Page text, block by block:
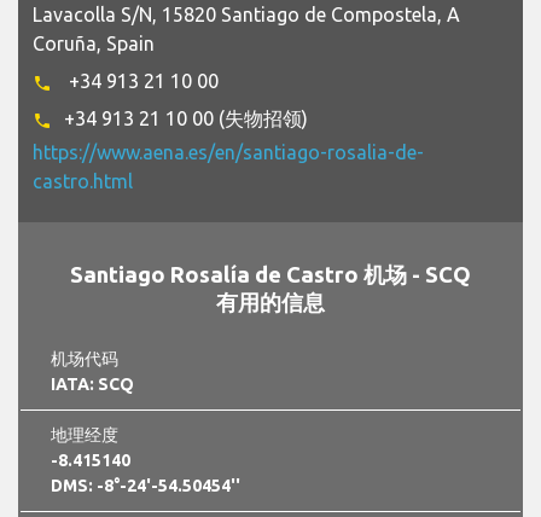
Lavacolla S/N, 15820 Santiago de Compostela, A
Coruña, Spain
phone +34 913 21 10 00
phone
+34 913 21 10 00 (失物招领)
https://www.aena.es/en/santiago-rosalia-de-
castro.html
Santiago Rosalía de Castro 机场 - SCQ
有用的信息
机场代码
IATA: SCQ
地理经度
-8.415140
DMS: -8°-24'-54.50454''